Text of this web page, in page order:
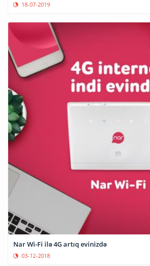
18-07-2019
Nar Wi-Fi ilə 4G artıq evinizdə
03-12-2018